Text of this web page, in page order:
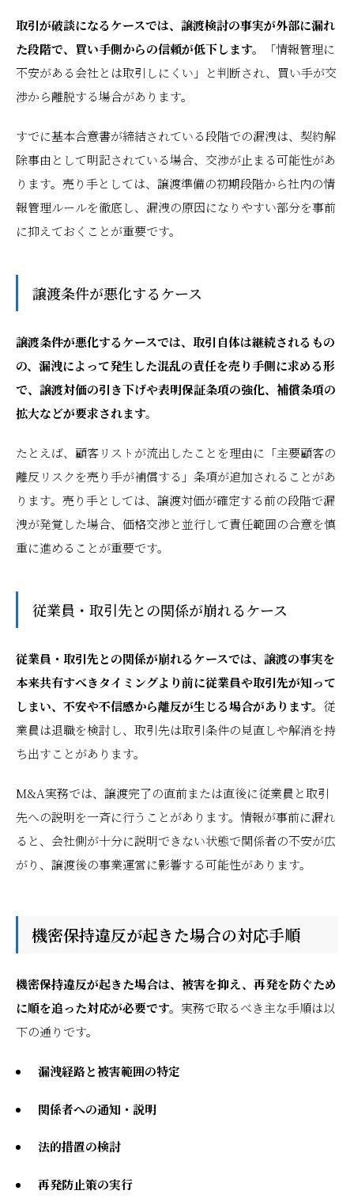
取引が破談になるケースでは、譲渡検討の事実が外部に漏れ
た段階で、買い手側からの信頼が低下します。
「情報管理に
不安がある会社とは取引しにくい」と判断され、買い手が交
渉から離脱する場合があります。
すでに基本合意書が締結されている段階での漏洩は、契約解
除事由として明記されている場合、交渉が止まる可能性があ
ります。売り手としては、譲渡準備の初期段階から社内の情
報管理ルールを徹底し、漏洩の原因になりやすい部分を事前
に抑えておくことが重要です。
譲渡条件が悪化するケース
譲渡条件が悪化するケースでは、取引自体は継続されるもの
の、漏洩によって発生した混乱の責任を売り手側に求める形
で、譲渡対価の引き下げや表明保証条項の強化、補償条項の
拡大などが要求されます。
たとえば、顧客リストが流出したことを理由に「主要顧客の
離反リスクを売り手が補償する」条項が追加されることがあ
ります。売り手としては、譲渡対価が確定する前の段階で漏
洩が発覚した場合、価格交渉と並行して責任範囲の合意を慎
重に進めることが重要です。
従業員・取引先との関係が崩れるケース
従業員・取引先との関係が崩れるケースでは、譲渡の事実を
本来共有すべきタイミングより前に従業員や取引先が知って
しまい、不安や不信感から離反が生じる場合があります。 従
業員は退職を検討し、取引先は取引条件の見直しや解消を持
ち出すことがあります。
M&A実務では、譲渡完了の直前または直後に従業員と取引
先への説明を一斉に行うことがあります。情報が事前に漏れ
ると、会社側が十分に説明できない状態で関係者の不安が広
がり、譲渡後の事業運営に影響する可能性があります。
機密保持違反が起きた場合の対応手順
機密保持違反が起きた場合は、被害を抑え、再発を防ぐため
に順を追った対応が必要です。 実務で取るべき主な手順は以
下の通りです。
漏洩経路と被害範囲の特定
関係者への通知・説明
法的措置の検討
再発防止策の実行